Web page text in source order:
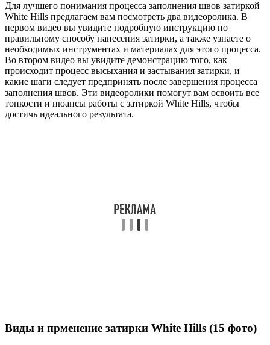
Для лучшего понимания процесса заполнения швов затиркой
White Hills предлагаем вам посмотреть два видеоролика. В
первом видео вы увидите подробную инструкцию по
правильному способу нанесения затирки, а также узнаете о
необходимых инструментах и материалах для этого процесса.
Во втором видео вы увидите демонстрацию того, как
происходит процесс высыхания и застывания затирки, и
какие шаги следует предпринять после завершения процесса
заполнения швов. Эти видеоролики помогут вам освоить все
тонкости и нюансы работы с затиркой White Hills, чтобы
достичь идеального результата.
Виды и прменение затирки White Hills (15 фото)